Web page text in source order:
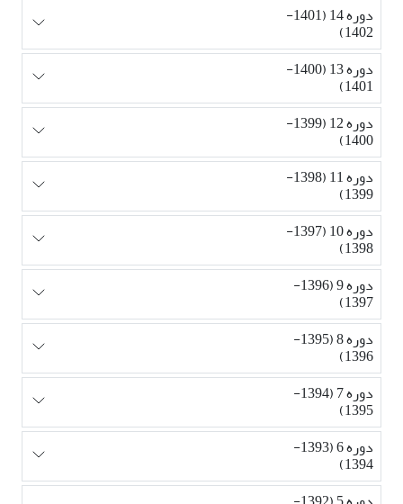
دوره 14 (1401-
1402)
دوره 13 (1400-
1401)
دوره 12 (1399-
1400)
دوره 11 (1398-
1399)
دوره 10 (1397-
1398)
دوره 9 (1396-
1397)
دوره 8 (1395-
1396)
دوره 7 (1394-
1395)
دوره 6 (1393-
1394)